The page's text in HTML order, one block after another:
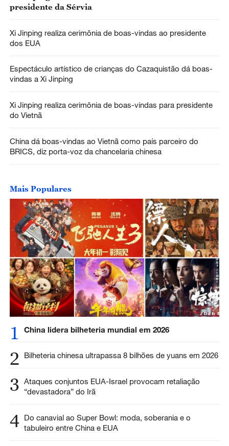
presidente da Sérvia
Xi Jinping realiza cerimônia de boas-vindas ao presidente
dos EUA
Espectáculo artístico de crianças do Cazaquistão dá boas-
vindas a Xi Jinping
Xi Jinping realiza cerimônia de boas-vindas para presidente
do Vietnã
China dá boas-vindas ao Vietnã como país parceiro do
BRICS, diz porta-voz da chancelaria chinesa
Mais Populares
1 China lidera bilheteria mundial em 2026
2 Bilheteria chinesa ultrapassa 8 bilhões de yuans em 2026
3 Ataques conjuntos EUA-Israel provocam retaliação
“devastadora” do Irã
4 Do canavial ao Super Bowl: moda, soberania e o
tabuleiro entre China e EUA